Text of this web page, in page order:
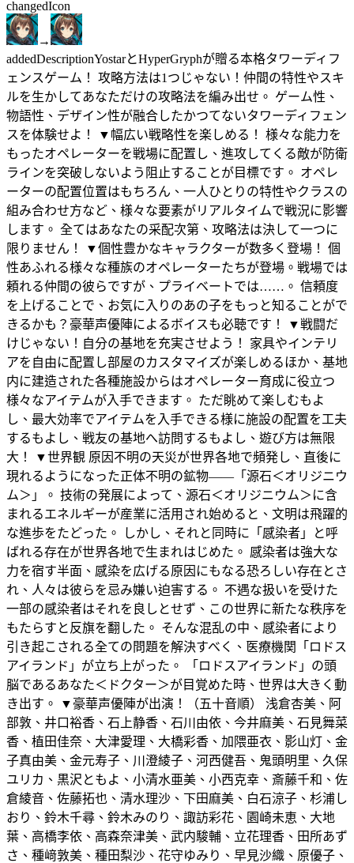
changedIcon
→
addedDescriptionYostarとHyperGryphが贈る本格タワーディフ
ェンスゲーム！ 攻略方法は1つじゃない！仲間の特性やスキ
ルを生かしてあなただけの攻略法を編み出せ。 ゲーム性、
物語性、デザイン性が融合したかつてないタワーディフェン
スを体験せよ！ ▼幅広い戦略性を楽しめる！ 様々な能力を
もったオペレーターを戦場に配置し、進攻してくる敵が防衛
ラインを突破しないよう阻止することが目標です。 オペレ
ーターの配置位置はもちろん、一人ひとりの特性やクラスの
組み合わせ方など、様々な要素がリアルタイムで戦況に影響
します。 全てはあなたの采配次第、攻略法は決して一つに
限りません！ ▼個性豊かなキャラクターが数多く登場！ 個
性あふれる様々な種族のオペレーターたちが登場。戦場では
頼れる仲間の彼らですが、プライベートでは……。 信頼度
を上げることで、お気に入りのあの子をもっと知ることがで
きるかも？豪華声優陣によるボイスも必聴です！ ▼戦闘だ
けじゃない！自分の基地を充実させよう！ 家具やインテリ
アを自由に配置し部屋のカスタマイズが楽しめるほか、基地
内に建造された各種施設からはオペレーター育成に役立つ
様々なアイテムが入手できます。 ただ眺めて楽しむもよ
し、最大効率でアイテムを入手できる様に施設の配置を工夫
するもよし、戦友の基地へ訪問するもよし、遊び方は無限
大！ ▼世界観 原因不明の天災が世界各地で頻発し、直後に
現れるようになった正体不明の鉱物――「源石＜オリジニウ
ム＞」。 技術の発展によって、源石＜オリジニウム＞に含
まれるエネルギーが産業に活用され始めると、文明は飛躍的
な進歩をたどった。 しかし、それと同時に「感染者」と呼
ばれる存在が世界各地で生まれはじめた。 感染者は強大な
力を宿す半面、感染を広げる原因にもなる恐ろしい存在とさ
れ、人々は彼らを忌み嫌い迫害する。 不遇な扱いを受けた
一部の感染者はそれを良しとせず、この世界に新たな秩序を
もたらすと反旗を翻した。 そんな混乱の中、感染者により
引き起こされる全ての問題を解決すべく、医療機関「ロドス
アイランド」が立ち上がった。 「ロドスアイランド」の頭
脳であるあなた＜ドクター＞が目覚めた時、世界は大きく動
き出す。 ▼豪華声優陣が出演！（五十音順） 浅倉杏美、阿
部敦、井口裕香、石上静香、石川由依、今井麻美、石見舞菜
香、植田佳奈、大津愛理、大橋彩香、加隈亜衣、影山灯、金
子真由美、金元寿子、川澄綾子、河西健吾、鬼頭明里、久保
ユリカ、黒沢ともよ、小清水亜美、小西克幸、斎藤千和、佐
倉綾音、佐藤拓也、清水理沙、下田麻美、白石涼子、杉浦し
おり、鈴木千尋、鈴木みのり、諏訪彩花、園崎未恵、大地
葉、高橋李依、高森奈津美、武内駿輔、立花理香、田所あず
さ、種﨑敦美、種田梨沙、花守ゆみり、早見沙織、原優子、